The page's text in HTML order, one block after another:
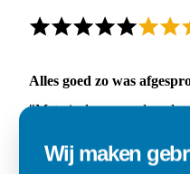
Alles goed zo was
"Materiaal was goed en de
AdWij maken